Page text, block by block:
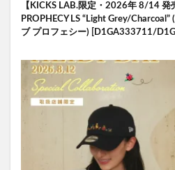
【KICKS LAB.限定・2026年 8/14
PROPHECY LS “Light Grey/
ブ プロフェシー) [D1GA333711/